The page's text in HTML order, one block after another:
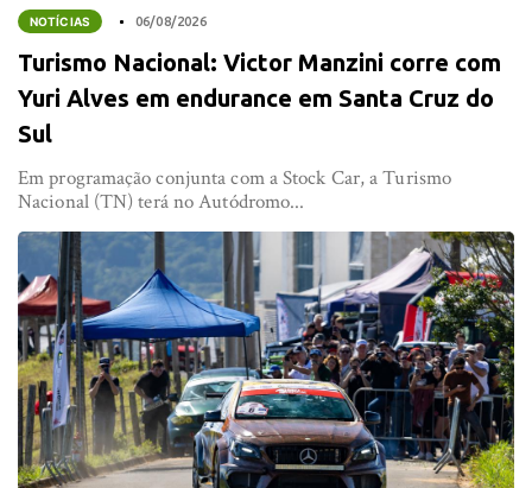
NOTÍCIAS 06/08/2026
Turismo Nacional: Victor Manzini corre com
Yuri Alves em endurance em Santa Cruz do
Sul
Em programação conjunta com a Stock Car, a Turismo
Nacional (TN) terá no Autódromo...